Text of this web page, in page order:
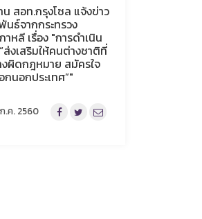
น สอท.กรุงโซล แจ้งข่าว
นธ์จากกระทรวง
าหลี เรื่อง "การดำเนิน
ส่งเสริมให้คนต่างชาติที่
ผิดกฎหมาย สมัครใจ
กนอกประเทศ”"
.ค. 2560